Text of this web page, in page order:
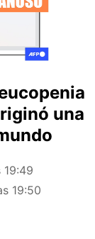
una
19:50